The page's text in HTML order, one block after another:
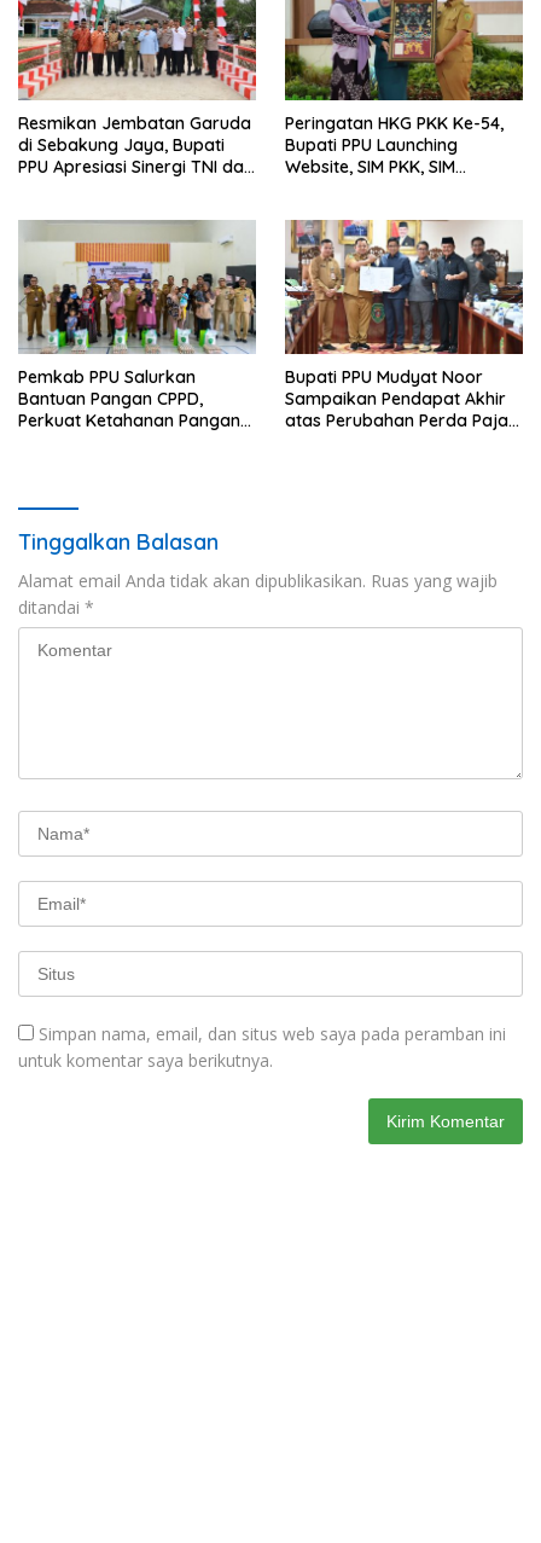
Resmikan Jembatan Garuda
di Sebakung Jaya, Bupati
PPU Apresiasi Sinergi TNI dan
Peringatan HKG PKK Ke-54,
Bupati PPU Launching
Website, SIM PKK, SIM
Pemkab PPU Salurkan
Bantuan Pangan CPPD,
Perkuat Ketahanan Pangan
Bupati PPU Mudyat Noor
Sampaikan Pendapat Akhir
atas Perubahan Perda Pajak
Tinggalkan Balasan
Alamat email Anda tidak akan dipublikasikan. Ruas yang wajib
ditandai *
Simpan nama, email, dan situs web saya pada peramban ini
untuk komentar saya berikutnya.